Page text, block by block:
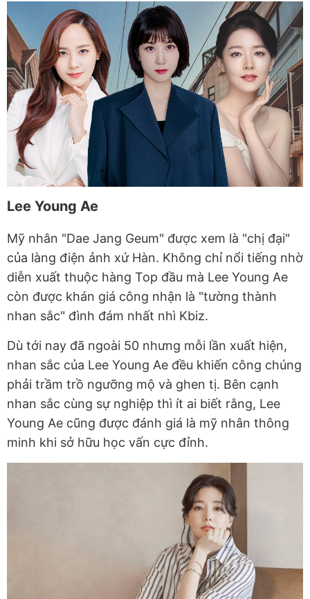
Lee Young Ae
Mỹ nhân "Dae Jang Geum" được xem là "chị đại"
của làng điện ảnh xứ Hàn. Không chỉ nổi tiếng nhờ
diễn xuất thuộc hàng Top đầu mà Lee Young Ae
còn được khán giá công nhận là "tường thành
nhan sắc" đình đám nhất nhì Kbiz.
Dù tới nay đã ngoài 50 nhưng mỗi lần xuất hiện,
nhan sắc của Lee Young Ae đều khiến công chúng
phải trầm trồ ngưỡng mộ và ghen tị. Bên cạnh
nhan sắc cùng sự nghiệp thì ít ai biết rằng, Lee
Young Ae cũng được đánh giá là mỹ nhân thông
minh khi sở hữu học vấn cực đỉnh.